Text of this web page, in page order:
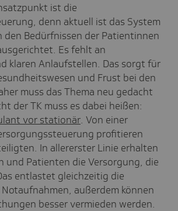
ist die
denn aktuell ist das System
den Bedürfnissen der Patientinnen
Es fehlt an
klaren Anlaufstellen. Das sorgt für
und Frust bei den
muss das Thema neu gedacht
der TK muss es dabei heißen:
vor stationär. Von einer
profitieren
In allererster Linie erhalten
und Patienten die Versorgung, die
entlastet gleichzeitig die
außerdem können
besser vermieden werden.